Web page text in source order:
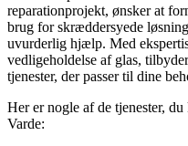
reparationprojekt, ønsker at
brug for skræddersyede
uvurderlig hjælp. Med
vedligeholdelse af glas,
tjenester, der passer til dine
Her er nogle af de tjenester,
Varde: